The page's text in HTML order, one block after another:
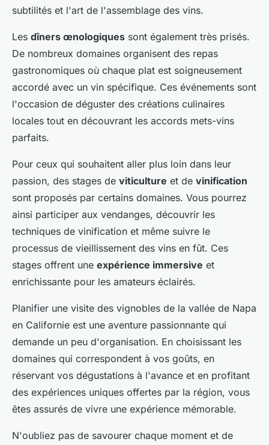
subtilités et l'art de l'assemblage des vins.
Les dîners œnologiques sont également très prisés.
De nombreux domaines organisent des repas
gastronomiques où chaque plat est soigneusement
accordé avec un vin spécifique. Ces événements sont
l'occasion de déguster des créations culinaires
locales tout en découvrant les accords mets-vins
parfaits.
Pour ceux qui souhaitent aller plus loin dans leur
passion, des stages de viticulture et de vinification
sont proposés par certains domaines. Vous pourrez
ainsi participer aux vendanges, découvrir les
techniques de vinification et même suivre le
processus de vieillissement des vins en fût. Ces
stages offrent une expérience immersive et
enrichissante pour les amateurs éclairés.
Planifier une visite des vignobles de la vallée de Napa
en Californie est une aventure passionnante qui
demande un peu d'organisation. En choisissant les
domaines qui correspondent à vos goûts, en
réservant vos dégustations à l'avance et en profitant
des expériences uniques offertes par la région, vous
êtes assurés de vivre une expérience mémorable.
N'oubliez pas de savourer chaque moment et de